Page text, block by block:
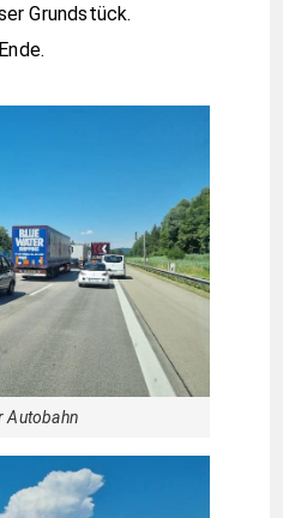
Grundstück.
Autobahn